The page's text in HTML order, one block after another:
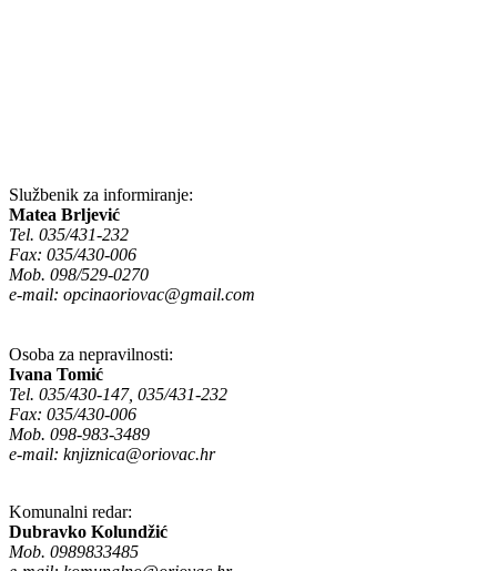
Službenik za informiranje:
Matea Brljević
Tel. 035/431-232
Fax: 035/430-006
Mob. 098/529-0270
e-mail: opcinaoriovac@gmail.com
Osoba za nepravilnosti:
Ivana Tomić
Tel. 035/430-147, 035/431-232
Fax: 035/430-006
Mob. 098-983-3489
e-mail: knjiznica@oriovac.hr
Komunalni redar:
Dubravko Kolundžić
Mob. 0989833485